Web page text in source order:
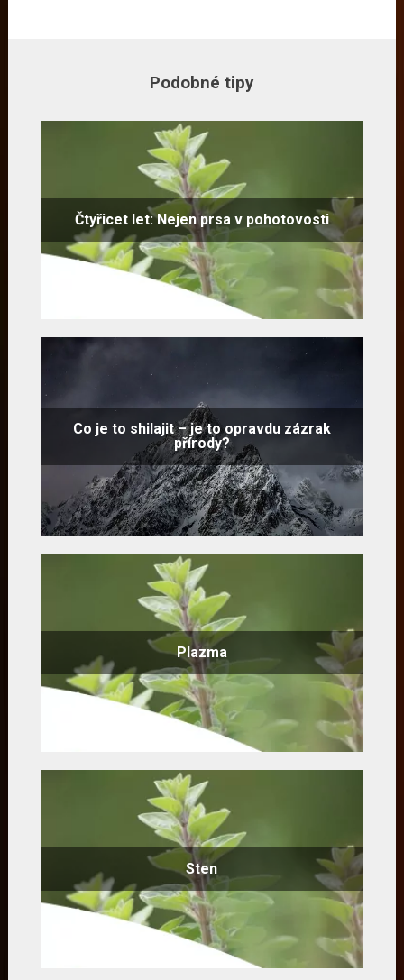
Podobné tipy
Čtyřicet let: Nejen prsa v pohotovosti
Co je to shilajit – je to opravdu zázrak
přírody?
Plazma
Sten